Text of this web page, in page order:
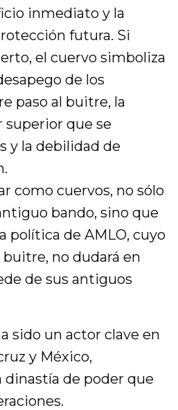
inmediato y la
futura. Si
el cuervo simboliza
de los
paso al buitre, la
superior que se
y la debilidad de
como cuervos, no sólo
bando, sino que
política de AMLO, cuyo
no dudará en
de sus antiguos
sido un actor clave en
y México,
de poder que